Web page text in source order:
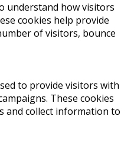
understand how visitors
cookies help provide
of visitors, bounce
to provide visitors with
These cookies
and collect information to